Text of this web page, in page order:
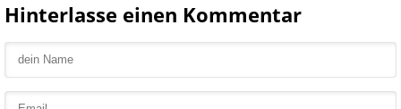
Hinterlasse einen Kommentar